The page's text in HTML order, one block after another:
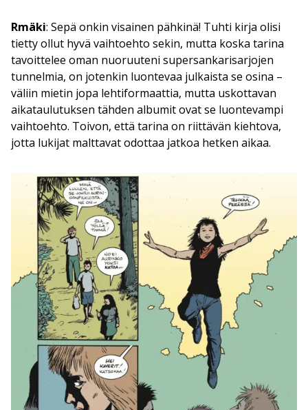
Rmäki: Sepä onkin visainen pähkinä! Tuhti kirja olisi
tietty ollut hyvä vaihtoehto sekin, mutta koska tarina
tavoittelee oman nuoruuteni supersankarisarjojen
tunnelmia, on jotenkin luontevaa julkaista se osina –
väliin mietin jopa lehtiformaattia, mutta uskottavan
aikataulutuksen tähden albumit ovat se luontevampi
vaihtoehto. Toivon, että tarina on riittävän kiehtova,
jotta lukijat malttavat odottaa jatkoa hetken aikaa.